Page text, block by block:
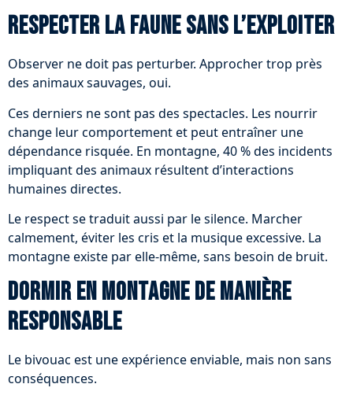
Respecter la faune sans l’exploiter
Observer ne doit pas perturber. Approcher trop près
des animaux sauvages, oui.
Ces derniers ne sont pas des spectacles. Les nourrir
change leur comportement et peut entraîner une
dépendance risquée. En montagne, 40 % des incidents
impliquant des animaux résultent d’interactions
humaines directes.
Le respect se traduit aussi par le silence. Marcher
calmement, éviter les cris et la musique excessive. La
montagne existe par elle-même, sans besoin de bruit.
Dormir en montagne de manière
responsable
Le bivouac est une expérience enviable, mais non sans
conséquences.